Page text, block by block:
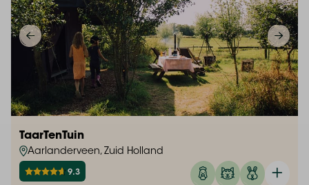
TaarTenTuin
Aarlanderveen, Zuid Holland
9.3